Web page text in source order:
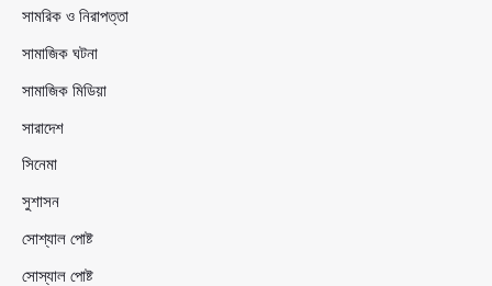
সামরিক ও নিরাপত্তা
সামাজিক ঘটনা
সামাজিক মিডিয়া
সারাদেশ
সিনেমা
সুশাসন
সোশ্যাল পোষ্ট
সোস্যাল পোষ্ট